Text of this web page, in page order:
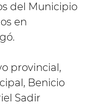
del Municipio
en
provincial,
Benicio
Sadir